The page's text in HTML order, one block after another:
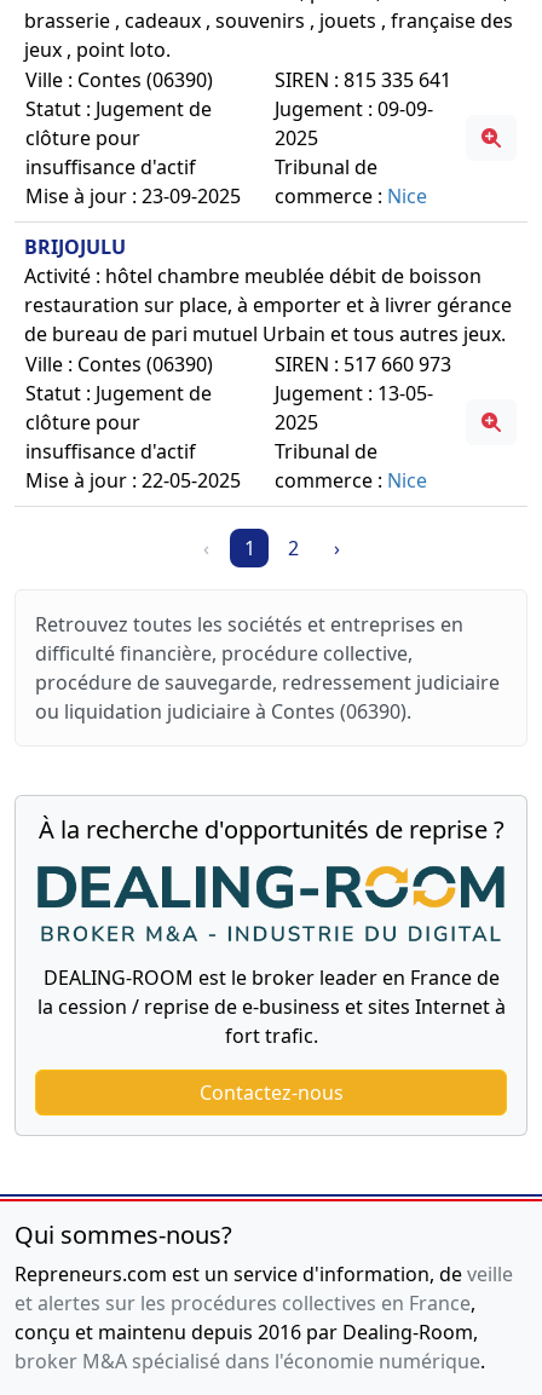
brasserie , cadeaux , souvenirs , jouets , française des
jeux , point loto.
Ville : Contes (06390)
Statut : Jugement de
clôture pour
insuffisance d'actif
Mise à jour : 23-09-2025
SIREN : 815 335 641
Jugement : 09-09-
2025
Tribunal de
commerce : Nice
BRIJOJULU
Activité : hôtel chambre meublée débit de boisson
restauration sur place, à emporter et à livrer gérance
de bureau de pari mutuel Urbain et tous autres jeux.
Ville : Contes (06390)
Statut : Jugement de
clôture pour
insuffisance d'actif
Mise à jour : 22-05-2025
SIREN : 517 660 973
Jugement : 13-05-
2025
Tribunal de
commerce : Nice
‹ 1 2 ›
Retrouvez toutes les sociétés et entreprises en
difficulté financière, procédure collective,
procédure de sauvegarde, redressement judiciaire
ou liquidation judiciaire à Contes (06390).
À la recherche d'opportunités de reprise ?
DEALING-ROOM est le broker leader en France de
la cession / reprise de e-business et sites Internet à
fort trafic.
Contactez-nous
Qui sommes-nous?
Repreneurs.com est un service d'information, deveille
et alertes sur les procédures collectives en France,
conçu et maintenu depuis 2016 par Dealing-Room,
broker M&A spécialisé dans l'économie numérique.